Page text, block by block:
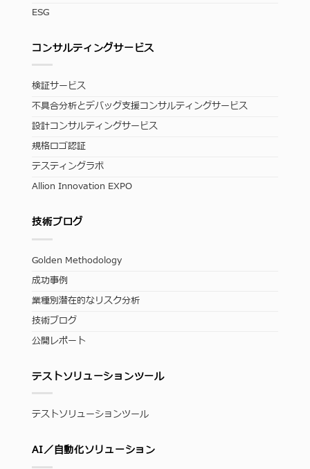
ESG
コンサルティングサービス
検証サービス
不具合分析とデバッグ支援コンサルティングサービス
設計コンサルティングサービス
規格ロゴ認証
テスティングラボ
Allion Innovation EXPO
技術ブログ
Golden Methodology
成功事例
業種別潜在的なリスク分析
技術ブログ
公開レポート
テストソリューションツール
テストソリューションツール
AI／自動化ソリューション